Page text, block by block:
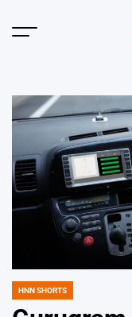
Menu
POSTED
HNN SHORTS